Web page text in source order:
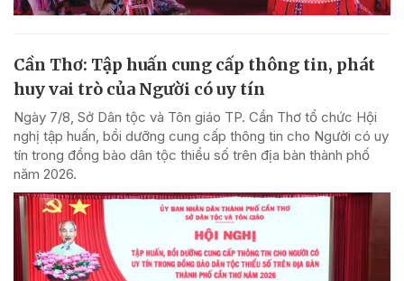
Cần Thơ: Tập huấn cung cấp thông tin, phát
huy vai trò của Người có uy tín
Ngày 7/8, Sở Dân tộc và Tôn giáo TP. Cần Thơ tổ chức Hội
nghị tập huấn, bồi dưỡng cung cấp thông tin cho Người có uy
tín trong đồng bào dân tộc thiểu số trên địa bàn thành phố
năm 2026.